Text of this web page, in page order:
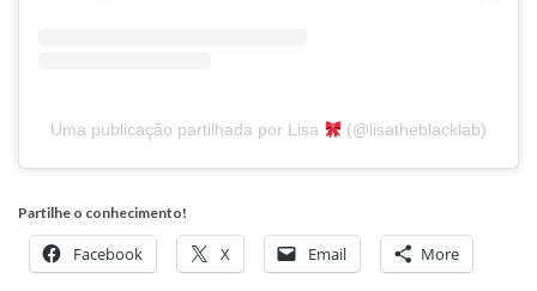
Uma publicação partilhada por Lisa (@lisatheblacklab)
Partilhe o conhecimento!
Facebook X Email More